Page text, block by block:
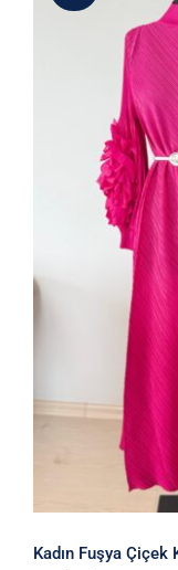
Kadın
Abaya
Kadın Fuşya